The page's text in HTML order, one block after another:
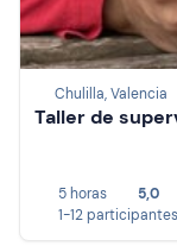
Chulilla, Valencia
Taller de
5 horas
5,0
1-12 participantes